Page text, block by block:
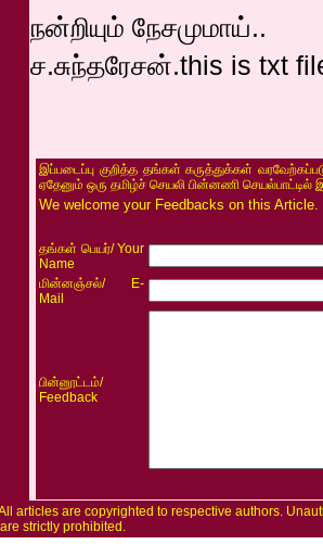
நன்றியும் நேசமுமாய்..
ச.சுந்தரேசன்.this is txt
இப்படைப்பு குறித்த தங்கள் கருத்துக்கள்
ஏதேனும் ஒரு தமிழ்ச் செயலி பின்னணி
We welcome your Feedbacks on this
தங்கள் பெயர்/ Your
Name
மின்னஞ்சல்/ E-
Mail
பின்னூட்டம்/
Feedback
articles are copyrighted to respective authors.
strictly prohibited.